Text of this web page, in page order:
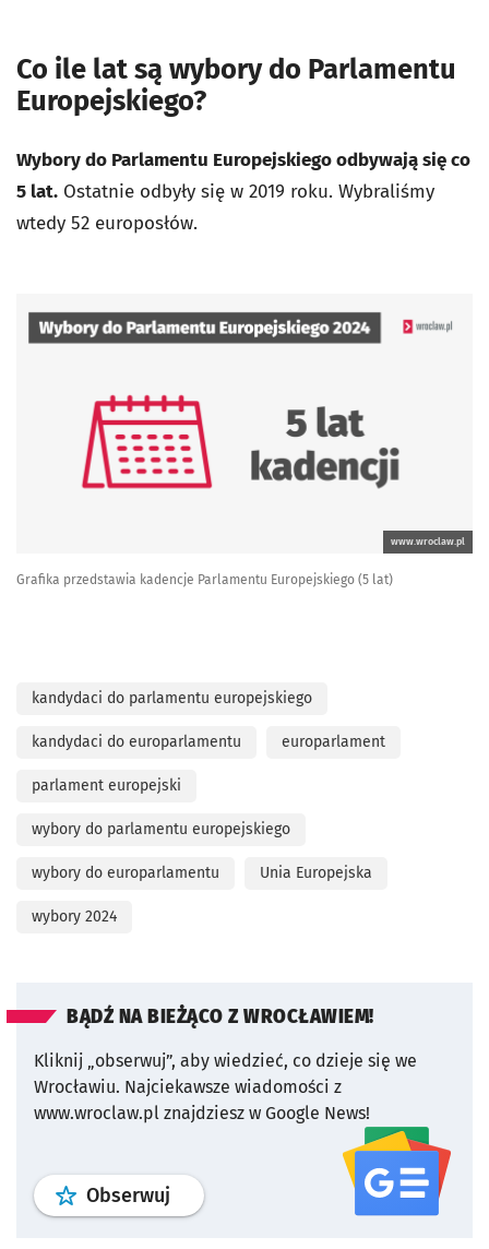
Co ile lat są wybory do Parlamentu
Europejskiego?
Wybory do Parlamentu Europejskiego odbywają się co
5 lat. Ostatnie odbyły się w 2019 roku. Wybraliśmy
wtedy 52 europosłów.
www.wroclaw.pl
Grafika przedstawia kadencje Parlamentu Europejskiego (5 lat)
kandydaci do parlamentu europejskiego
kandydaci do europarlamentu europarlament
parlament europejski
wybory do parlamentu europejskiego
wybory do europarlamentu Unia Europejska
wybory 2024
BĄDŹ NA BIEŻĄCO Z WROCŁAWIEM!
Kliknij „obserwuj”, aby wiedzieć, co dzieje się we
Wrocławiu. Najciekawsze wiadomości z
www.wroclaw.pl znajdziesz w Google News!
Obserwuj profil serwisu